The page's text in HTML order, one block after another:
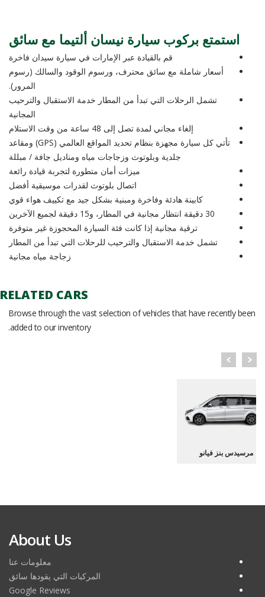
استمتع بركوب سيارة نيسان ألتيما مع سائق
قم بالقيادة عبر الإمارات في سيارة سيدان فاخرة
أسعار شاملة مع سائق محترف، ورسوم الوقود والسالك (رسوم
المرور).
تشمل الرحلات التي تبدأ من المطار خدمة الاستقبال والترحيب
المجانية
إلغاء مجاني لمدة تصل إلى 48 ساعة من وقت الاستلام
تأتي كل سيارة مجهزة بنظام تحديد المواقع العالمي (GPS) ومقاعد
جلدية وبلوتوث وزجاجات مياه ومناديل جافة / مبللة
ميزات أمان متطورة لتجربة قيادة رائعة
اتصال بلوتوث لقدرات موسيقية أفضل
كابينة هادئة وفاخرة ومبنية بشكل جيد مع تكييف هواء قوي
30 دقيقة انتظار مجانية في المطار، و15 دقيقة لجميع الآخرين
ترقية مجانية إذا كانت فئة السيارة المحجوزة غير متوفرة
تشمل خدمة الاستقبال والترحيب للرحلات التي تبدأ من المطار
زجاجة مياه مجانية
RELATED CARS
Browse through the vast selection of vehicles that have recently been
added to our inventory.
مرسيدس بنز فيانو
About Us
معلومات عنا
المركبات التي يقودها سائق
Google Reviews